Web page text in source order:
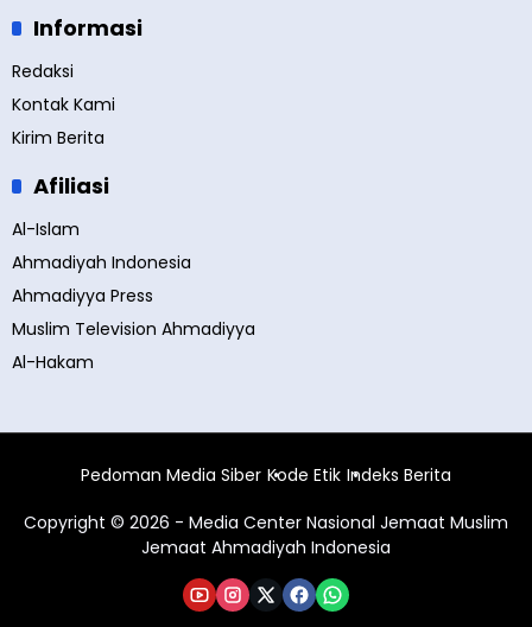
Informasi
Redaksi
Kontak Kami
Kirim Berita
Afiliasi
Al-Islam
Ahmadiyah Indonesia
Ahmadiyya Press
Muslim Television Ahmadiyya
Al-Hakam
Pedoman Media Siber Kode Etik Indeks Berita
Copyright © 2026 - Media Center Nasional Jemaat Muslim
Jemaat Ahmadiyah Indonesia